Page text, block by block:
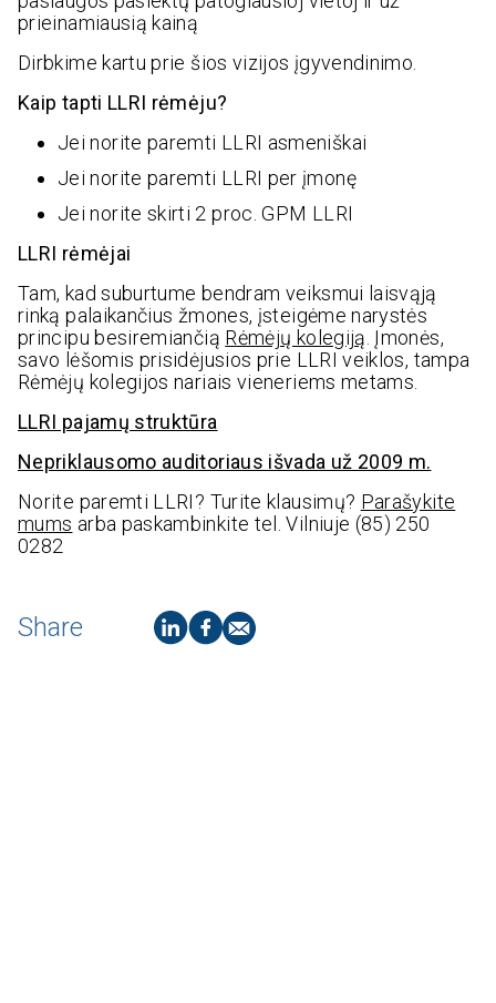
prieinamiausią kainą
Dirbkime kartu prie šios vizijos įgyvendinimo.
Kaip tapti LLRI rėmėju?
Jei norite paremti LLRI asmeniškai
Jei norite paremti LLRI per įmonę
Jei norite skirti 2 proc. GPM LLRI
LLRI rėmėjai
Tam, kad suburtume bendram veiksmui laisvąją
rinką palaikančius žmones, įsteigėme narystės
principu besiremiančią Rėmėjų kolegiją. Įmonės,
savo lėšomis prisidėjusios prie LLRI veiklos, tampa
Rėmėjų kolegijos nariais vieneriems metams.
LLRI pajamų struktūra
Nepriklausomo auditoriaus išvada už 2009 m.
Norite paremti LLRI? Turite klausimų? Parašykite
mums arba paskambinkite tel. Vilniuje (85) 250
0282
Share